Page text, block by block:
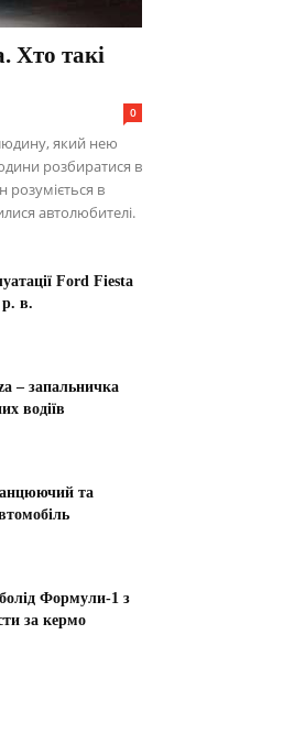
Хто такі
0
який нею
розбиратися в
розуміється в
автолюбителі.
Ford Fiesta
в.
– запальничка
водіїв
та
Формули-1 з
за кермо